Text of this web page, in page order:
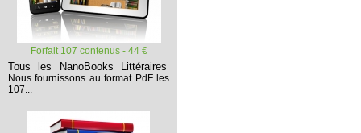
Forfait 107 contenus - 44 €
Tous les NanoBooks Littéraires
Nous fournissons au format PdF les
107...